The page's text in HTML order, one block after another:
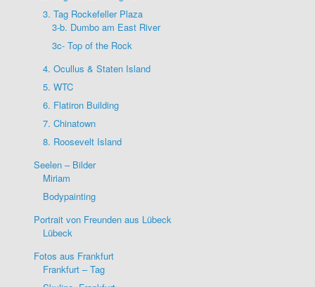
3. Tag Rockefeller Plaza
3-b. Dumbo am East River
3c- Top of the Rock
4. Ocullus & Staten Island
5. WTC
6. Flatiron Building
7. Chinatown
8. Roosevelt Island
Seelen – Bilder
Miriam
Bodypainting
Portrait von Freunden aus Lübeck
Lübeck
Fotos aus Frankfurt
Frankfurt – Tag